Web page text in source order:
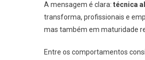
A mensagem é clara: técnica
transforma, profissionais e
mas também em maturidade
Entre os comportamentos